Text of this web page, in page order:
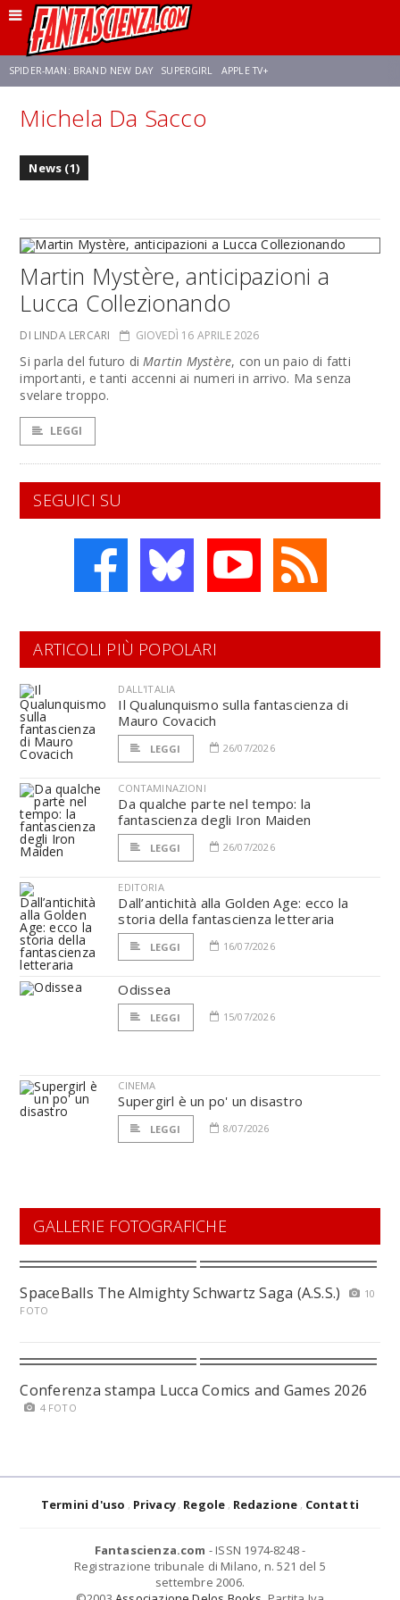
SPIDER-MAN: BRAND NEW DAY SUPERGIRL APPLE TV+
FRANCO RICCIARDIELLO ZENDAYA STAR TREK
Michela Da Sacco
News (1)
Martin Mystère, anticipazioni a
Lucca Collezionando
DI LINDA LERCARI GIOVEDÌ 16 APRILE 2026
Si parla del futuro diMartin Mystère, con un paio di fatti
importanti, e tanti accenni ai numeri in arrivo. Ma senza
svelare troppo.
LEGGI
SEGUICI SU
ARTICOLI PIÙ POPOLARI
DALL'ITALIA
Il Qualunquismo sulla fantascienza di
Mauro Covacich
LEGGI 26/07/2026
CONTAMINAZIONI
Da qualche parte nel tempo: la
fantascienza degli Iron Maiden
LEGGI 26/07/2026
EDITORIA
Dall’antichità alla Golden Age: ecco la
storia della fantascienza letteraria
LEGGI 16/07/2026
Odissea
LEGGI 15/07/2026
CINEMA
Supergirl è un po' un disastro
LEGGI 8/07/2026
GALLERIE FOTOGRAFICHE
SpaceBalls The Almighty Schwartz Saga (A.S.S.)
10
FOTO
Conferenza stampa Lucca Comics and Games 2026
4 FOTO
Termini d'uso Privacy Regole Redazione Contatti
Fantascienza.com - ISSN 1974-8248 -
Registrazione tribunale di Milano, n. 521 del 5
settembre 2006.